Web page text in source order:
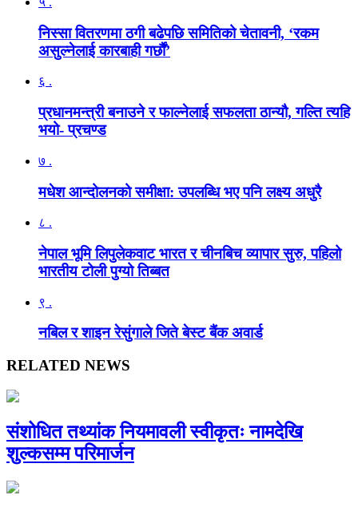
निस्सा वितरणमा ठगी बढेपछि समितिको चेतावनी, ‘रकम
असुल्नेलाई कारबाही गर्छाैं’
६ .
प्रधानमन्त्री बनाउने र फाल्नेलाई सफलता ठान्यौ, गल्ति त्यहि
भयो- प्रचण्ड
७ .
मधेश आन्दोलनको समीक्षा: उपलब्धि भए पनि लक्ष्य अधुरै
८ .
नेपाल भूमि लिपुलेकवाट भारत र चीनबिच व्यापार सुरु, पहिलो
भारतीय टोली पुग्यो तिब्बत
९ .
नबिल र शाइन रेसुंगाले जिते बेस्ट बैंक अवार्ड
RELATED NEWS
संशोधित तथ्यांक नियमावली स्वीकृतः नामदेखि
शुल्कसम्म परिमार्जन